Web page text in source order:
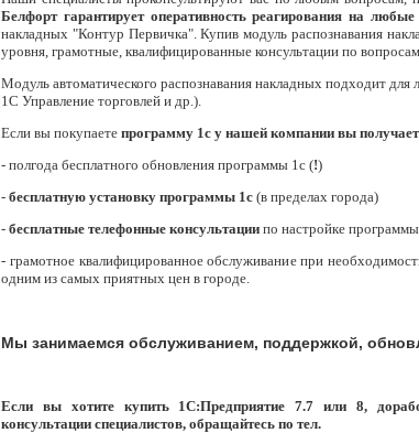
Белфорт гарантирует оперативность реагирования на
накладных "Контур Первичка". Купив модуль распознавания
уровня, грамотные, квалифицированные консультации по
Модуль автоматического распознавания накладных подходит
1С Управление торговлей и др.).
Если вы покупаете программу 1с у нашей компании вы
- полгода бесплатного обновления программы 1с (!)
- бесплатную установку программы 1с (в пределах города)
- бесплатные телефонные консультации по настройке
- грамотное квалифицированное обслуживание при
одним из самых приятных цен в городе.
Мы занимаемся обслуживанием, поддержкой,
Если вы хотите купить 1С:Предприятие 7.7 или 8,
консультации специалистов, обращайтесь по тел.